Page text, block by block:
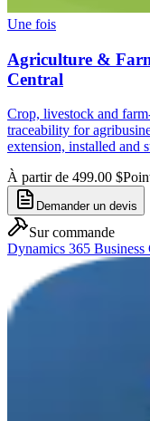
Une fois
Agriculture &
Central
Crop, livestock and
traceability for
extension, installed and
À partir de 499.00 $
Demander un devis
Sur commande
Dynamics 365 Business